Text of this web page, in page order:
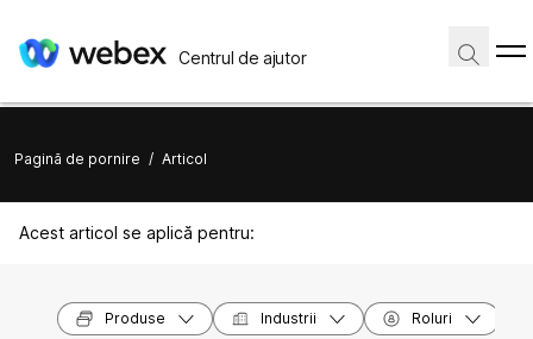
Centrul de ajutor
Pagină de pornire / Articol
Acest articol se aplică pentru:
Produse Industrii Roluri